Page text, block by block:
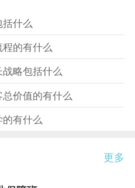
什么
的有什么
略包括什么
价值的有什么
有什么
更多